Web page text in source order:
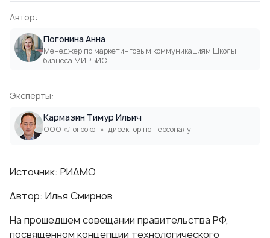
Автор:
Погонина Анна
Менеджер по маркетинговым коммуникациям Школы
бизнеса МИРБИС
Эксперты:
Кармазин Тимур Ильич
ООО «Логрокон», директор по персоналу
Источник: РИАМО
Автор: Илья Смирнов
На прошедшем совещании правительства РФ,
посвященном концепции технологического